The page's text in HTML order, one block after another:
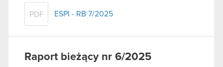
PDF ESPI - RB 7/2025
Raport bieżący nr 6/2025